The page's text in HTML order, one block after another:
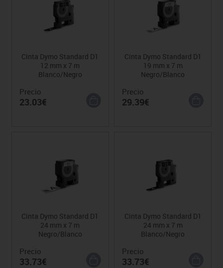
Cinta Dymo Standard D1
12 mm x 7 m
Blanco/Negro
Precio
23.03€
Cinta Dymo Standard D1
19 mm x 7 m
Negro/Blanco
Precio
29.39€
Cinta Dymo Standard D1
24 mm x 7 m
Negro/Blanco
Precio
33.73€
Cinta Dymo Standard D1
24 mm x 7 m
Blanco/Negro
Precio
33.73€